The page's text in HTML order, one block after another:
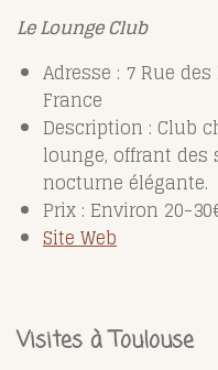
Le Lounge Club
Adresse : 7 Rue
France
Description : Club
lounge, offrant des
nocturne élégante.
Prix : Environ 20-
Site Web
Visites à Toulouse